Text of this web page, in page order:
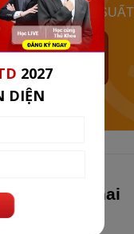
CHỈ CHO 300 SUẤT
05
triển khai
hợp